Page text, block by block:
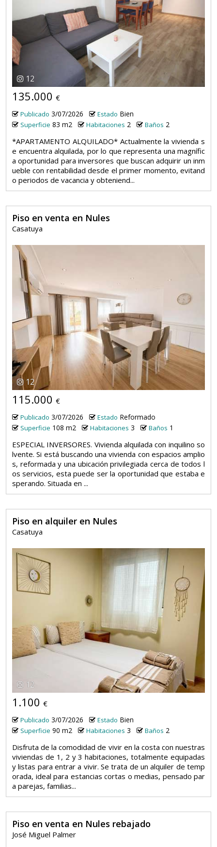
12
135.000 €
Publicado 3/07/2026 Estado Bien
Superficie 83 m2 Habitaciones 2 Baños 2
*APARTAMENTO ALQUILADO* Actualmente la vivienda s
e encuentra alquilada, por lo que representa una magnífic
a oportunidad para inversores que buscan adquirir un inm
ueble con rentabilidad desde el primer momento, evitand
o periodos de vacancia y obteniend...
Piso en venta en Nules
Casatuya
12
115.000 €
Publicado 3/07/2026 Estado Reformado
Superficie 108 m2 Habitaciones 3 Baños 1
ESPECIAL INVERSORES. Vivienda alquilada con inquilino so
lvente. Si está buscando una vivienda con espacios amplio
s, reformada y una ubicación privilegiada cerca de todos l
os servicios, esta puede ser la oportunidad que estaba e
sperando. Situada en ...
Piso en alquiler en Nules
Casatuya
12
1.100 €
Publicado 3/07/2026 Estado Bien
Superficie 90 m2 Habitaciones 3 Baños 2
Disfruta de la comodidad de vivir en la costa con nuestras
viviendas de 1, 2 y 3 habitaciones, totalmente equipadas
y listas para entrar a vivir. Se trata de un alquiler de temp
orada, ideal para estancias cortas o medias, pensado par
a parejas, familias...
Piso en venta en Nules rebajado
José Miguel Palmer